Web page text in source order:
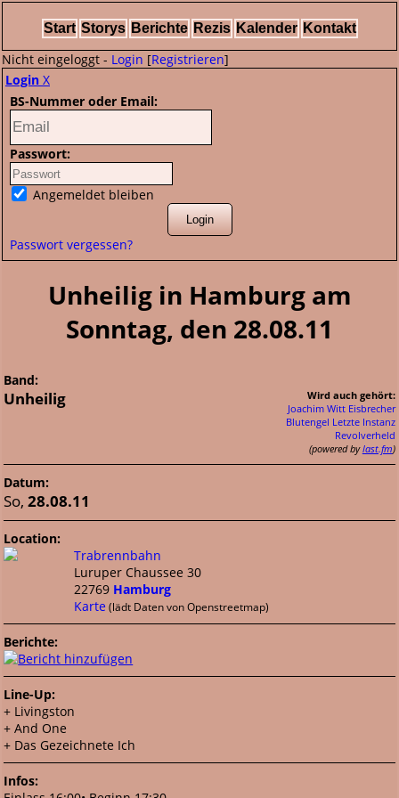
Start Storys Berichte Rezis Kalender Kontakt
Nicht eingeloggt - Login [Registrieren]
Login X
BS-Nummer oder Email:
Passwort:
Angemeldet bleiben
Passwort vergessen?
Unheilig in Hamburg am
Sonntag, den 28.08.11
Band:
Unheilig
Wird auch gehört:
Joachim Witt Eisbrecher
Blutengel Letzte Instanz
Revolverheld
(powered bylast.fm)
Datum:
So,28.08.11
Location:
Trabrennbahn
Luruper Chaussee 30
22769 Hamburg
Karte (lädt Daten von Openstreetmap)
Berichte:
Line-Up:
+ Livingston
+ And One
+ Das Gezeichnete Ich
Infos: